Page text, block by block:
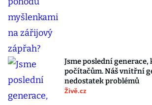
Jsme poslední
počítačům. Náš vnitřní
nedostatek problémů
Živě.cz